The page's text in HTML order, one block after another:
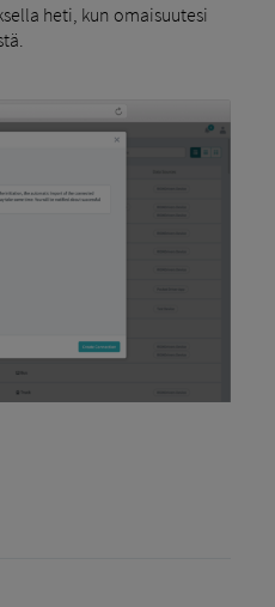
heti, kun omaisuutesi